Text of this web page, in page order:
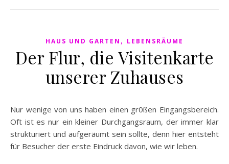
HAUS UND GARTEN , LEBENSRÄUME
Der Flur, die Visitenkarte
unserer Zuhauses
Nur wenige von uns haben einen gr0ßen Eingangsbereich.
Oft ist es nur ein kleiner Durchgangsraum, der immer klar
strukturiert und aufgeräumt sein sollte, denn hier entsteht
für Besucher der erste Eindruck davon, wie wir leben.